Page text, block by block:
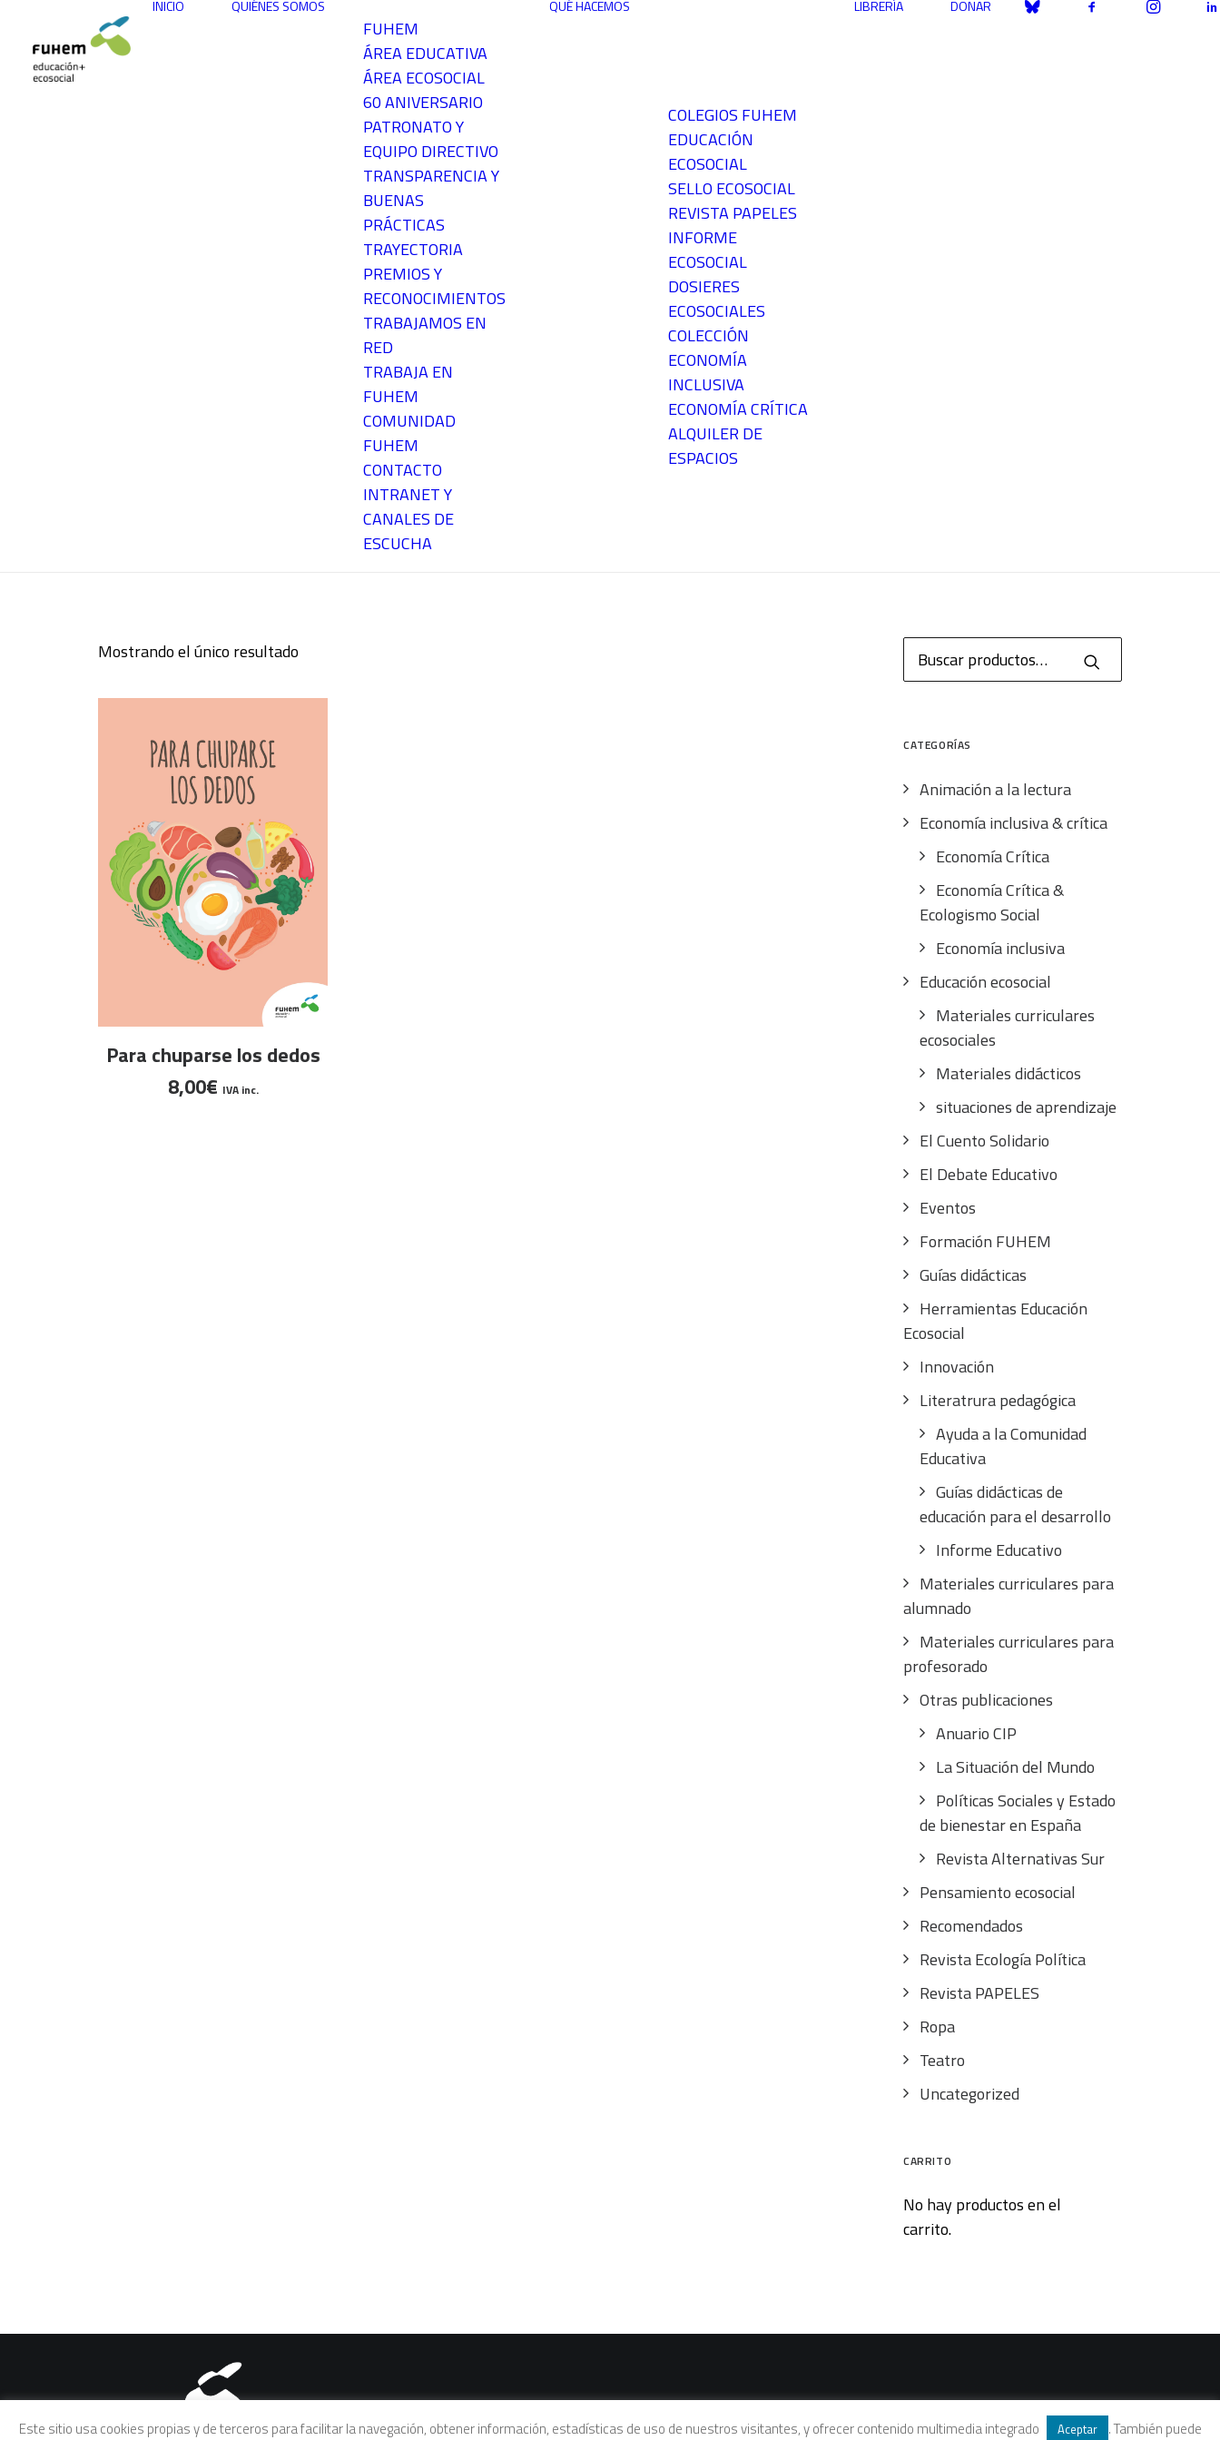
INICIO QUIÉNES SOMOS
FUHEM
ÁREA EDUCATIVA
ÁREA ECOSOCIAL
60 ANIVERSARIO
PATRONATO Y
EQUIPO DIRECTIVO
TRANSPARENCIA Y
BUENAS
PRÁCTICAS
TRAYECTORIA
PREMIOS Y
RECONOCIMIENTOS
TRABAJAMOS EN
RED
TRABAJA EN
FUHEM
COMUNIDAD
FUHEM
CONTACTO
INTRANET Y
CANALES DE
ESCUCHA
QUÉ HACEMOS
COLEGIOS FUHEM
EDUCACIÓN
ECOSOCIAL
SELLO ECOSOCIAL
REVISTA PAPELES
INFORME
ECOSOCIAL
DOSIERES
ECOSOCIALES
COLECCIÓN
ECONOMÍA
INCLUSIVA
ECONOMÍA CRÍTICA
ALQUILER DE
ESPACIOS
LIBRERÍA DONAR
Mostrando el único resultado
AÑADIR AL CARRITO
Para chuparse los dedos
8,00€ IVA inc.
Buscar
por:
CATEGORÍAS
Animación a la lectura
Economía inclusiva & crítica
Economía Crítica
Economía Crítica &
Ecologismo Social
Economía inclusiva
Educación ecosocial
Materiales curriculares
ecosociales
Materiales didácticos
situaciones de aprendizaje
El Cuento Solidario
El Debate Educativo
Eventos
Formación FUHEM
Guías didácticas
Herramientas Educación
Ecosocial
Innovación
Literatrura pedagógica
Ayuda a la Comunidad
Educativa
Guías didácticas de
educación para el desarrollo
Informe Educativo
Materiales curriculares para
alumnado
Materiales curriculares para
profesorado
Otras publicaciones
Anuario CIP
La Situación del Mundo
Políticas Sociales y Estado
de bienestar en España
Revista Alternativas Sur
Pensamiento ecosocial
Recomendados
Revista Ecología Política
Revista PAPELES
Ropa
Teatro
Uncategorized
CARRITO
No hay productos en el
carrito.
Aviso legal|Política de privacidad|Política de cookies|Condiciones legales de venta
Este sitio usa cookies propias y de terceros para facilitar la navegación, obtener información, estadísticas de uso de nuestros visitantes, y ofrecer contenido multimedia integrado Aceptar . También puede